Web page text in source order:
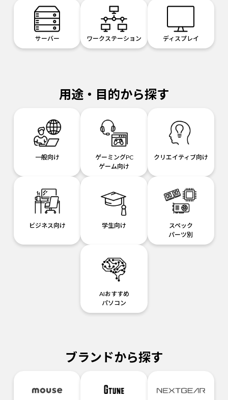
サーバー ワークステーション ディスプレイ
用途・目的から探す
一般向け
ゲーミングPC
ゲーム向け
クリエイティブ向け
ビジネス向け 学生向け
スペック
パーツ別
AIおすすめ
パソコン
ブランドから探す